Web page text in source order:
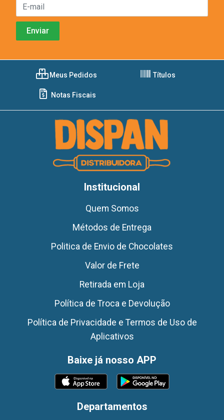
Meus Pedidos Títulos
Notas Fiscais
Institucional
Quem Somos
Métodos de Entrega
Politica de Envio de Chocolates
Valor de Frete
Retirada em Loja
Política de Troca e Devolução
Política de Privacidade e Termos de Uso de
Aplicativos
Baixe já nosso APP
Departamentos